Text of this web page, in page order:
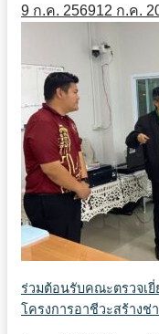
9 ก.ค. 256912 ก.ค.
ร่วมต้อนรับคณะตรวจเ
โครงการอาชีวะสร้างช่